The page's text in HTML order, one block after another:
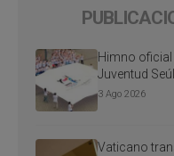
Himno oficial
Juventud
3 Ago 2026
Vaticano